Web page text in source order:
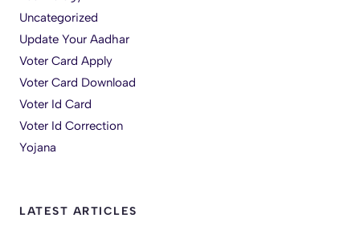
Uncategorized
Update Your Aadhar
Voter Card Apply
Voter Card Download
Voter Id Card
Voter Id Correction
Yojana
LATEST ARTICLES